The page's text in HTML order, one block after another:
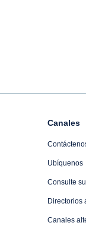
Canales
Ubíquenos
Consulte
Directorios
Canales